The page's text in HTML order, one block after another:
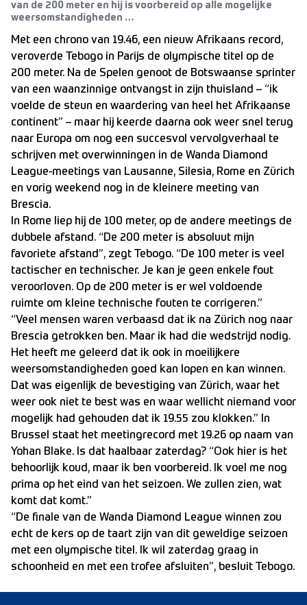
van de 200 meter en hij is voorbereid op alle mogelijke
weersomstandigheden …
Met een chrono van 19.46, een nieuw Afrikaans record,
veroverde Tebogo in Parijs de olympische titel op de
200 meter. Na de Spelen genoot de Botswaanse sprinter
van een waanzinnige ontvangst in zijn thuisland – “ik
voelde de steun en waardering van heel het Afrikaanse
continent” – maar hij keerde daarna ook weer snel terug
naar Europa om nog een succesvol vervolgverhaal te
schrijven met overwinningen in de Wanda Diamond
League-meetings van Lausanne, Silesia, Rome en Zürich
en vorig weekend nog in de kleinere meeting van
Brescia.
In Rome liep hij de 100 meter, op de andere meetings de
dubbele afstand. “De 200 meter is absoluut mijn
favoriete afstand”, zegt Tebogo. “De 100 meter is veel
tactischer en technischer. Je kan je geen enkele fout
veroorloven. Op de 200 meter is er wel voldoende
ruimte om kleine technische fouten te corrigeren.”
“Veel mensen waren verbaasd dat ik na Zürich nog naar
Brescia getrokken ben. Maar ik had die wedstrijd nodig.
Het heeft me geleerd dat ik ook in moeilijkere
weersomstandigheden goed kan lopen en kan winnen.
Dat was eigenlijk de bevestiging van Zürich, waar het
weer ook niet te best was en waar wellicht niemand voor
mogelijk had gehouden dat ik 19.55 zou klokken.” In
Brussel staat het meetingrecord met 19.26 op naam van
Yohan Blake. Is dat haalbaar zaterdag? “Ook hier is het
behoorlijk koud, maar ik ben voorbereid. Ik voel me nog
prima op het eind van het seizoen. We zullen zien, wat
komt dat komt.”
“De finale van de Wanda Diamond League winnen zou
echt de kers op de taart zijn van dit geweldige seizoen
met een olympische titel. Ik wil zaterdag graag in
schoonheid en met een trofee afsluiten”, besluit Tebogo.